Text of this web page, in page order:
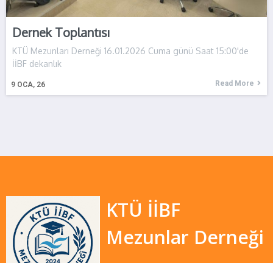
Dernek Toplantısı
9 OCA, 26
KTÜ Mezunları Derneği 16.01.2026 Cuma günü Saat 15:00'de
İİBF dekanlık
Read More
KTÜ İİBF
Mezunlar Derneği